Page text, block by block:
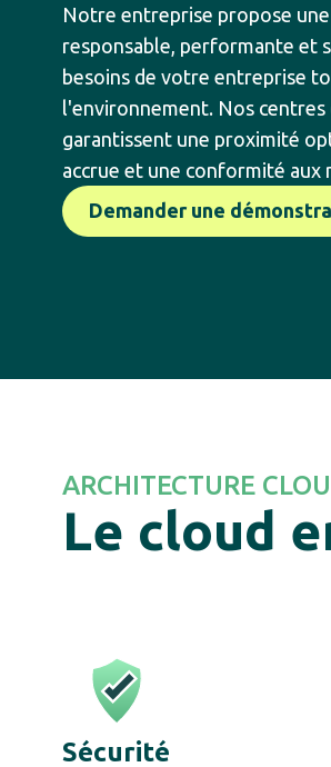
Notre entreprise propose
responsable, performante et
besoins de votre entreprise
l'environnement. Nos centres
garantissent une proximité
accrue et une conformité aux
Demander une
ARCHITECTURE
Le cloud
Sécurité